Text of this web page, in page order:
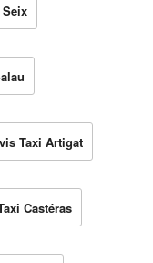
Seix
Taxi Artigat
Castéras